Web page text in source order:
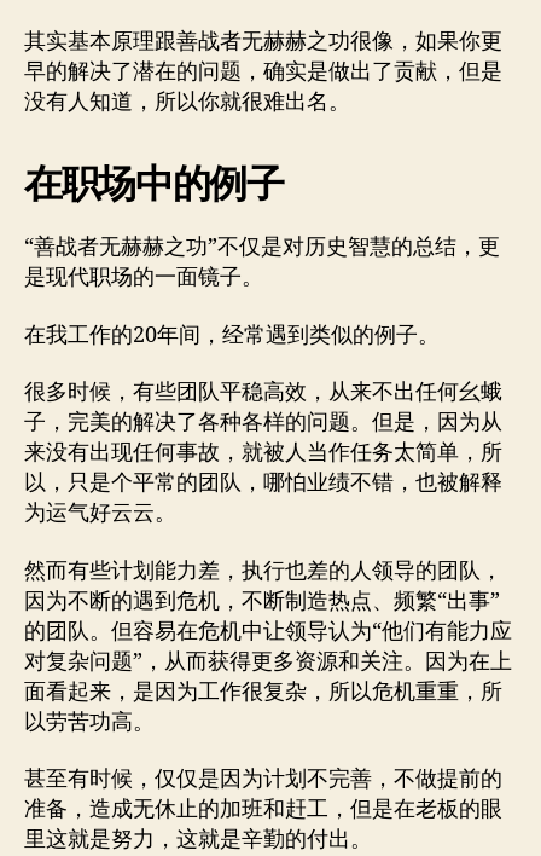
其实基本原理跟善战者无赫赫之功很像，如果你更
早的解决了潜在的问题，确实是做出了贡献，但是
没有人知道，所以你就很难出名。
在职场中的例子
“善战者无赫赫之功”不仅是对历史智慧的总结，更
是现代职场的一面镜子。
在我工作的20年间，经常遇到类似的例子。
很多时候，有些团队平稳高效，从来不出任何幺蛾
子，完美的解决了各种各样的问题。但是，因为从
来没有出现任何事故，就被人当作任务太简单，所
以，只是个平常的团队，哪怕业绩不错，也被解释
为运气好云云。
然而有些计划能力差，执行也差的人领导的团队，
因为不断的遇到危机，不断制造热点、频繁“出事”
的团队。但容易在危机中让领导认为“他们有能力应
对复杂问题”，从而获得更多资源和关注。因为在上
面看起来，是因为工作很复杂，所以危机重重，所
以劳苦功高。
甚至有时候，仅仅是因为计划不完善，不做提前的
准备，造成无休止的加班和赶工，但是在老板的眼
里这就是努力，这就是辛勤的付出。